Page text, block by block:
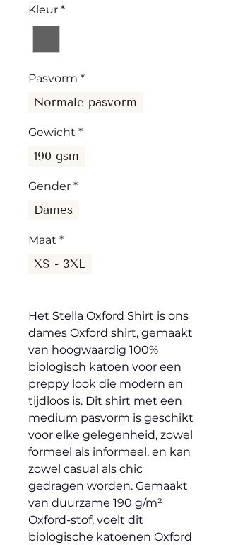
Kleur *
Pasvorm *
Normale pasvorm
Gewicht *
190 gsm
Gender *
Dames
Maat *
XS - 3XL
Het Stella Oxford Shirt is ons
dames Oxford shirt, gemaakt
van hoogwaardig 100%
biologisch katoen voor een
preppy look die modern en
tijdloos is. Dit shirt met een
medium pasvorm is geschikt
voor elke gelegenheid, zowel
formeel als informeel, en kan
zowel casual als chic
gedragen worden. Gemaakt
van duurzame 190 g/m²
Oxford-stof, voelt dit
biologische katoenen Oxford